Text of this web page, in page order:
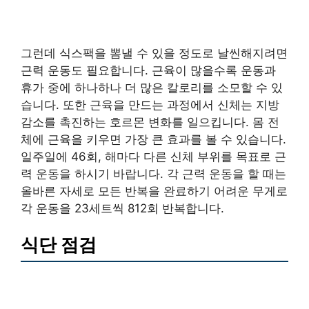
그런데 식스팩을 뽐낼 수 있을 정도로 날씬해지려면
근력 운동도 필요합니다. 근육이 많을수록 운동과
휴가 중에 하나하나 더 많은 칼로리를 소모할 수 있
습니다. 또한 근육을 만드는 과정에서 신체는 지방
감소를 촉진하는 호르몬 변화를 일으킵니다. 몸 전
체에 근육을 키우면 가장 큰 효과를 볼 수 있습니다.
일주일에 46회, 해마다 다른 신체 부위를 목표로 근
력 운동을 하시기 바랍니다. 각 근력 운동을 할 때는
올바른 자세로 모든 반복을 완료하기 어려운 무게로
각 운동을 23세트씩 812회 반복합니다.
식단 점검